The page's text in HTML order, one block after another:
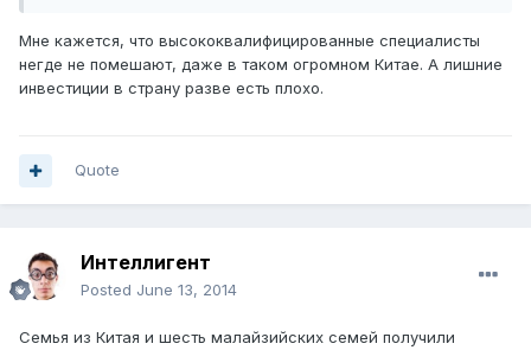
Мне кажется, что высококвалифицированные специалисты
негде не помешают, даже в таком огромном Китае. А лишние
инвестиции в страну разве есть плохо.
Quote
Интеллигент
Posted June 13, 2014
Семья из Китая и шесть малайзийских семей получили